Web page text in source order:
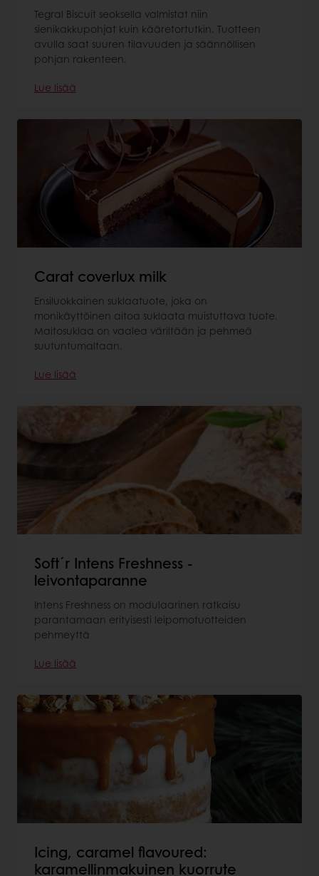
Tegral Biscuit seoksella valmistat niin
sienikakkupohjat kuin kääretortutkin. Tuotteen
avulla saat suuren tilavuuden ja säännöllisen
pohjan rakenteen.
Lue lisää
Carat coverlux milk
Ensiluokkainen suklaatuote, joka on
monikäyttöinen aitoa suklaata muistuttava tuote.
Maitosuklaa on vaalea väriltään ja pehmeä
suutuntumaltaan.
Lue lisää
Soft´r Intens Freshness -
leivontaparanne
Intens Freshness on modulaarinen ratkaisu
parantamaan erityisesti leipomotuotteiden
pehmeyttä
Lue lisää
Icing, caramel flavoured:
karamellinmakuinen kuorrute